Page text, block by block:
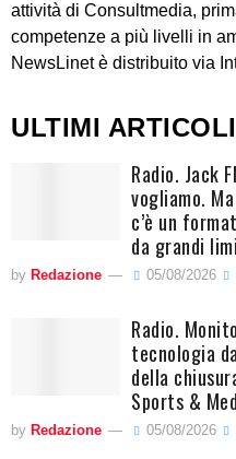
attività di Consultmedia,
competenze a più livelli in
NewsLinet è distribuito via
ULTIMI ARTICOLI
Radio. Jack
vogliamo.
c’è un
da grandi
by Redazione 05/08/2026
Radio.
tecnologia
della
Sports &
by Redazione 05/08/2026